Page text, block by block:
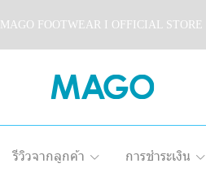
MAGO FOOTWEAR I OFFICIAL STORE
รีวิวจากลูกค้า การชำระเงิน